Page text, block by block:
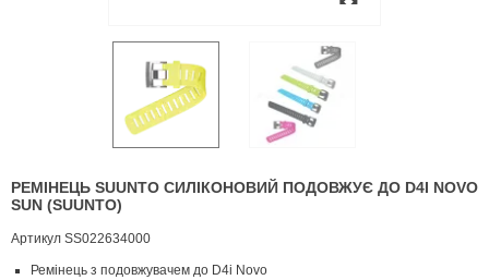
РЕМІНЕЦЬ SUUNTO СИЛІКОНОВИЙ ПОДОВЖУЄ ДО D4I NOVO
SUN (SUUNTO)
Артикул SS022634000
Ремінець з подовжувачем до D4i Novo